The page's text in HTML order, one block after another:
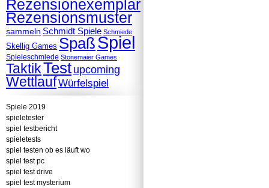
Rezensionexemplar
Rezensionsmuster
sammeln Schmidt Spiele Schmiede
Skellig Games SpaßSpiel
Spieleschmiede Stonemaier Games
TaktikTest upcoming
WettlaufWürfelspiel
Spiele 2019
spieletester
spiel testbericht
spieletests
spiel testen ob es läuft wo
spiel test pc
spiel test drive
spiel test mysterium